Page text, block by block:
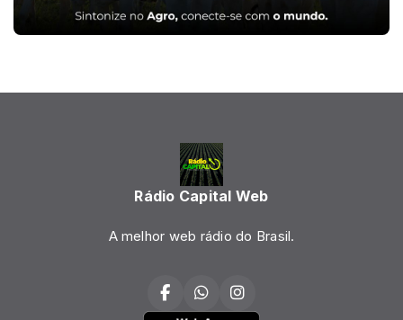
Rádio Capital Web
A melhor web rádio do Brasil.